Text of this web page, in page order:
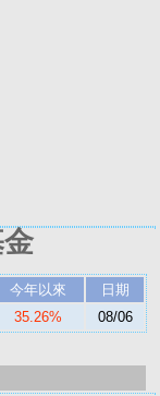
今年以來
日期
35.26% 08/06